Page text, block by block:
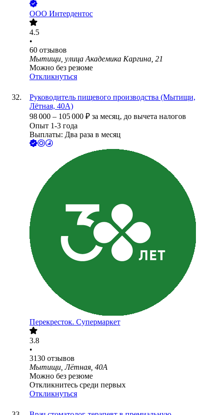
ООО Интердентос
4.5
•
60 отзывов
Мытищи, улица Академика Каргина, 21
Можно без резюме
Откликнуться
Руководитель пищевого производства (Мытищи,
Лётная, 40А)
98 000 – 105 000 ₽ за месяц, до вычета налогов
Опыт 1-3 года
Выплаты: Два раза в месяц
Перекресток. Супермаркет
3.8
•
3130 отзывов
Мытищи, Лётная, 40А
Можно без резюме
Откликнитесь среди первых
Откликнуться